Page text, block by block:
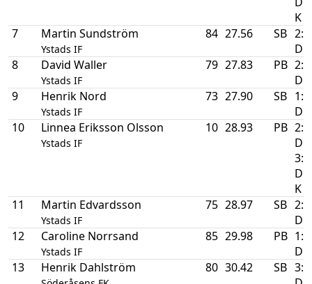
K
7
Martin Sundström
Ystads IF
84 27.56 SB 2:a
8
David Waller
Ystads IF
79 27.83 PB 2:a
9
Henrik Nord
Ystads IF
73 27.90 SB 1:a
10
Linnea Eriksson Olsson
Ystads IF
10 28.93 PB 2:a
3:a
K
11
Martin Edvardsson
Ystads IF
75 28.97 SB 2:a
12
Caroline Norrsand
Ystads IF
85 29.98 PB 1:a
13
Henrik Dahlström 80 30.42 SB 3:a